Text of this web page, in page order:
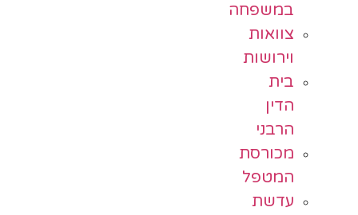
במשפחה
צוואות
וירושות
בית
הדין
הרבני
מכורסת
המטפל
עדשת